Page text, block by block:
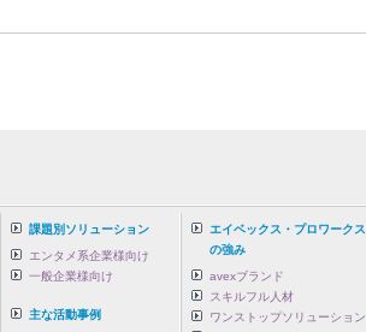
課題別ソリューション
エンタメ系企業様向け
一般企業様向け
主な活動事例
エイベックス・プロワークス
の強み
avexブランド
スキルフル人材
ワンストップソリューション